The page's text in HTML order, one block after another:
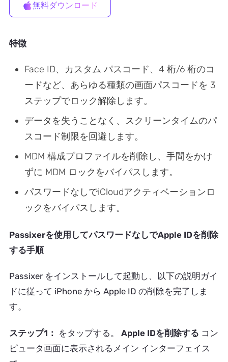
無料ダウンロード
特徴
Face ID、カスタム パスコード、4 桁/6 桁のコ
ードなど、あらゆる種類の画面パスコードを 3
ステップでロック解除します。
データを失うことなく、スクリーンタイムのパ
スコード制限を回避します。
MDM 構成プロファイルを削除し、手間をかけ
ずに MDM ロックをバイパスします。
パスワードなしでiCloudアクティベーションロ
ックをバイパスします。
Passixerを使用してパスワードなしでApple IDを削除
する手順
Passixer をインストールして起動し、以下の説明ガイ
ドに従って iPhone から Apple ID の削除を完了しま
す。
ステップ1： をタップする。 Apple IDを削除する コン
ピュータ画面に表示されるメイン インターフェイス